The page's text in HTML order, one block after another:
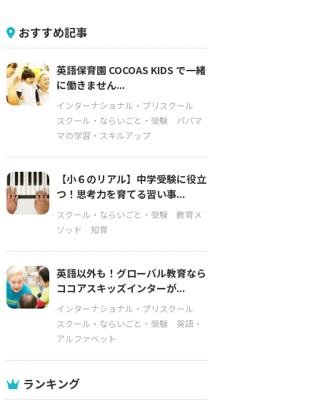
おすすめ記事
英語保育園 COCOAS KIDS で一緒
に働きません...
インターナショナル・プリスクール
スクール・ならいごと・受験
パパマ
マの学習・スキルアップ
【小６のリアル】中学受験に役立
つ！思考力を育てる習い事...
スクール・ならいごと・受験
教育メ
ソッド
知育
英語以外も！グローバル教育なら
ココアスキッズインターが...
インターナショナル・プリスクール
スクール・ならいごと・受験
英語・
アルファベット
ランキング